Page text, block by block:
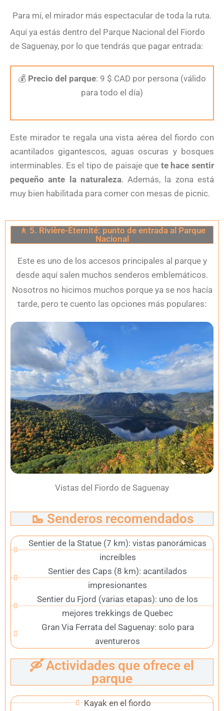
Para mí, el mirador más espectacular de toda la ruta.
Aquí ya estás dentro del Parque Nacional del Fiordo
de Saguenay, por lo que tendrás que pagar entrada:
💰 Precio del parque: 9 $ CAD por persona (válido
para todo el día)
Este mirador te regala una vista aérea del fiordo con
acantilados gigantescos, aguas oscuras y bosques
interminables. Es el tipo de paisaje que te hace sentir
pequeño ante la naturaleza. Además, la zona está
muy bien habilitada para comer con mesas de picnic.
🚶 5. Rivière-Éternité: punto de entrada al Parque
Nacional
Este es uno de los accesos principales al parque y
desde aquí salen muchos senderos emblemáticos.
Nosotros no hicimos muchos porque ya se nos hacía
tarde, pero te cuento las opciones más populares:
Vistas del Fiordo de Saguenay
🥾 Senderos recomendados
Sentier de la Statue (7 km): vistas panorámicas
increíbles
Sentier des Caps (8 km): acantilados
impresionantes
Sentier du Fjord (varias etapas): uno de los
mejores trekkings de Quebec
Gran Via Ferrata del Saguenay: solo para
aventureros
🛶 Actividades que ofrece el
parque
Kayak en el fiordo